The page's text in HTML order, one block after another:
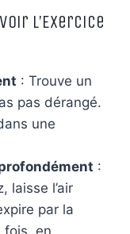
l’Exercice
: Trouve un
pas dérangé.
une
:
laisse l’air
par la
fois, en